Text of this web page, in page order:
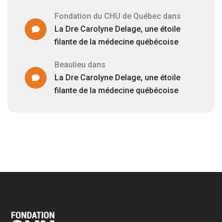
Fondation du CHU de Québecdans
La Dre Carolyne Delage, une étoile
filante de la médecine québécoise
Beaulieu dans
La Dre Carolyne Delage, une étoile
filante de la médecine québécoise